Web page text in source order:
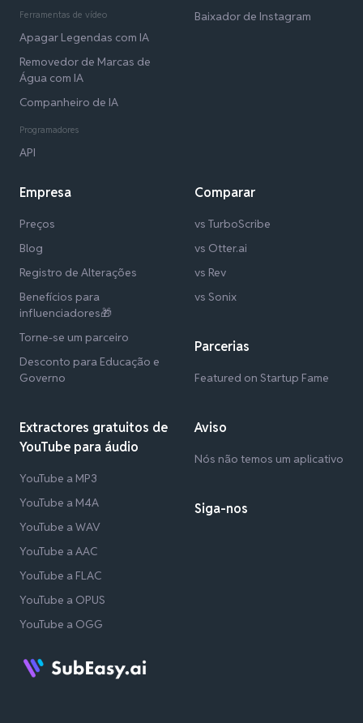
Ferramentas de vídeo
Apagar Legendas com IA
Removedor de Marcas de
Água com IA
Companheiro de IA
Programadores
API
Baixador de Instagram
Empresa
Preços
Blog
Registro de Alterações
Benefícios para
influenciadores🎁
Torne-se um parceiro
Desconto para Educação e
Governo
Extractores gratuitos de
YouTube para áudio
YouTube a MP3
YouTube a M4A
YouTube a WAV
YouTube a AAC
YouTube a FLAC
YouTube a OPUS
YouTube a OGG
Comparar
vs TurboScribe
vs Otter.ai
vs Rev
vs Sonix
Parcerias
Featured on Startup Fame
Aviso
Nós não temos um aplicativo
Siga-nos